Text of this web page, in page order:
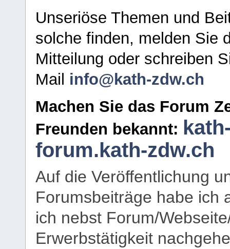
Unseriöse Themen und
solche finden, melden Sie
Mitteilung oder schreiben
Mail info@kath-zdw.ch
Machen Sie das Forum
Freunden bekannt:
forum.kath-zdw.ch
Auf die Veröffentlichung
Forumsbeiträge habe ich
ich nebst Forum/
Erwerbstätigkeit